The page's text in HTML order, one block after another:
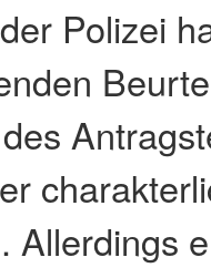
Polizei
Allerdings